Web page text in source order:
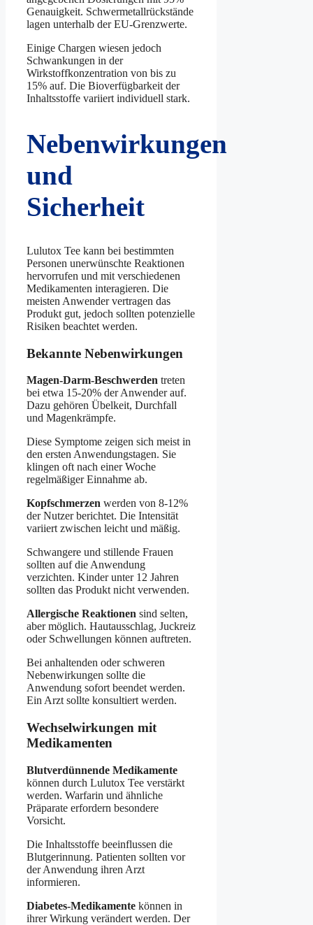
Genauigkeit. Schwermetallrückstände
lagen unterhalb der EU-Grenzwerte.
Einige Chargen wiesen jedoch
Schwankungen in der
Wirkstoffkonzentration von bis zu
15% auf. Die Bioverfügbarkeit der
Inhaltsstoffe variiert individuell stark.
Nebenwirkungen
und
Sicherheit
Lulutox Tee kann bei bestimmten
Personen unerwünschte Reaktionen
hervorrufen und mit verschiedenen
Medikamenten interagieren. Die
meisten Anwender vertragen das
Produkt gut, jedoch sollten potenzielle
Risiken beachtet werden.
Bekannte Nebenwirkungen
Magen-Darm-Beschwerden treten
bei etwa 15-20% der Anwender auf.
Dazu gehören Übelkeit, Durchfall
und Magenkrämpfe.
Diese Symptome zeigen sich meist in
den ersten Anwendungstagen. Sie
klingen oft nach einer Woche
regelmäßiger Einnahme ab.
Kopfschmerzen werden von 8-12%
der Nutzer berichtet. Die Intensität
variiert zwischen leicht und mäßig.
Schwangere und stillende Frauen
sollten auf die Anwendung
verzichten. Kinder unter 12 Jahren
sollten das Produkt nicht verwenden.
Allergische Reaktionen sind selten,
aber möglich. Hautausschlag, Juckreiz
oder Schwellungen können auftreten.
Bei anhaltenden oder schweren
Nebenwirkungen sollte die
Anwendung sofort beendet werden.
Ein Arzt sollte konsultiert werden.
Wechselwirkungen mit
Medikamenten
Blutverdünnende Medikamente
können durch Lulutox Tee verstärkt
werden. Warfarin und ähnliche
Präparate erfordern besondere
Vorsicht.
Die Inhaltsstoffe beeinflussen die
Blutgerinnung. Patienten sollten vor
der Anwendung ihren Arzt
informieren.
Diabetes-Medikamente können in
ihrer Wirkung verändert werden. Der